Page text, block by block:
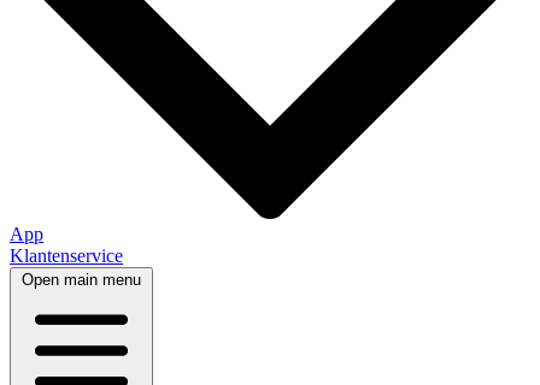
App
Klantenservice
Open main menu